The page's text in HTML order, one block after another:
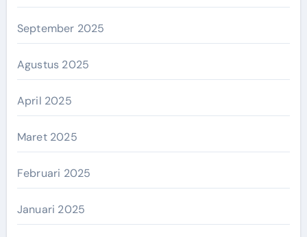
September 2025
Agustus 2025
April 2025
Maret 2025
Februari 2025
Januari 2025